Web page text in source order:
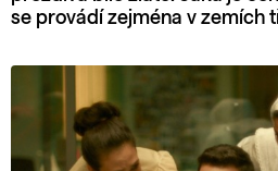
se provádí zejména v zemích